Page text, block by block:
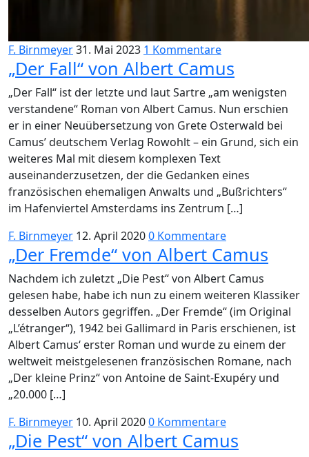
F. Birnmeyer31. Mai 2023 1 Kommentare
„Der Fall“ von Albert Camus
„Der Fall“ ist der letzte und laut Sartre „am wenigsten
verstandene“ Roman von Albert Camus. Nun erschien
er in einer Neuübersetzung von Grete Osterwald bei
Camus’ deutschem Verlag Rowohlt – ein Grund, sich ein
weiteres Mal mit diesem komplexen Text
auseinanderzusetzen, der die Gedanken eines
französischen ehemaligen Anwalts und „Bußrichters“
im Hafenviertel Amsterdams ins Zentrum […]
F. Birnmeyer 12. April 20200 Kommentare
„Der Fremde“ von Albert Camus
Nachdem ich zuletzt „Die Pest“ von Albert Camus
gelesen habe, habe ich nun zu einem weiteren Klassiker
desselben Autors gegriffen. „Der Fremde“ (im Original
„L’étranger“), 1942 bei Gallimard in Paris erschienen, ist
Albert Camus‘ erster Roman und wurde zu einem der
weltweit meistgelesenen französischen Romane, nach
„Der kleine Prinz“ von Antoine de Saint-Exupéry und
„20.000 […]
F. Birnmeyer 10. April 20200 Kommentare
„Die Pest“ von Albert Camus